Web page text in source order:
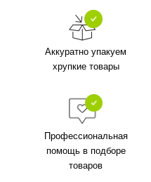
Аккуратно упакуем
хрупкие товары
Профессиональная
помощь в подборе
товаров